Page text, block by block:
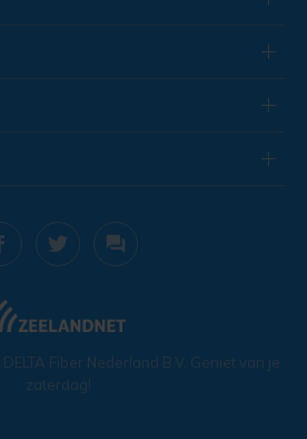
DELTA Fiber Nederland B.V. Geniet van je
zaterdag!